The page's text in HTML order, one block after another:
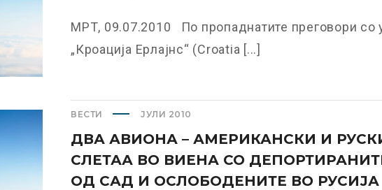
МРТ, 09.07.2010 По пропаднатите преговори со
„Кроација Ерлајнс“ (Croatia [...]
ВЕСТИ ЈУЛИ 2010
ДВА АВИОНА – АМЕРИКАНСКИ И
СЛЕТАА ВО ВИЕНА СО
ОД САД И ОСЛОБОДЕНИТЕ ВО РУСИЈА